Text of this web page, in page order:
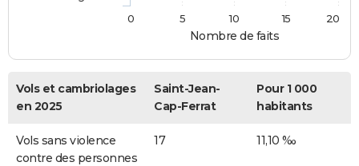
Nombre de faits
0
5 10 15 20
Vols et cambriolages
en 2025
Saint-Jean-
Cap-Ferrat
Pour 1 000
habitants
Vols sans violence
contre des personnes
17 11,10 ‰